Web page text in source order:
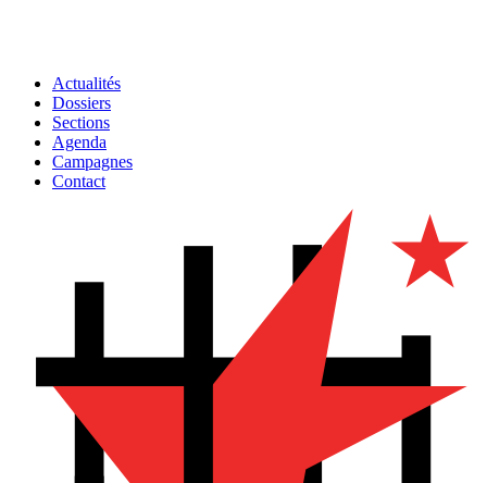
Actualités
Dossiers
Sections
Agenda
Campagnes
Contact